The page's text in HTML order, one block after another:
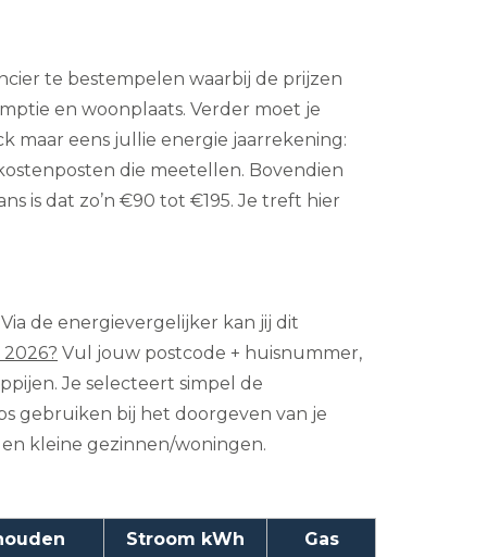
te bestempelen waarbij de prijzen
en woonplaats. Verder moet je
maar eens jullie energie jaarrekening:
die meetellen. Bovendien
is dat zo’n €90 tot €195. Je treft hier
de energievergelijker kan jij dit
Vul jouw postcode + huisnummer,
Je selecteert simpel de
gebruiken bij het doorgeven van je
kleine gezinnen/woningen.
Stroom kWh Gas